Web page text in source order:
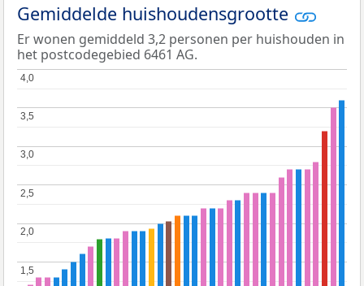
Gemiddelde huishoudensgrootte
Er wonen gemiddeld 3,2 personen per huishouden in
het postcodegebied 6461 AG.
1,5
1,5
2,0
2,0
2,5
2,5
3,0
3,0
3,5
3,5
4,0
4,0